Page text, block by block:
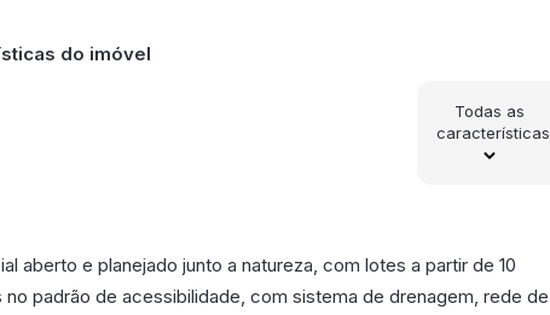
do imóvel
Todas as
características
aberto e planejado junto a natureza, com lotes a partir de 10
padrão de acessibilidade, com sistema de drenagem, rede de